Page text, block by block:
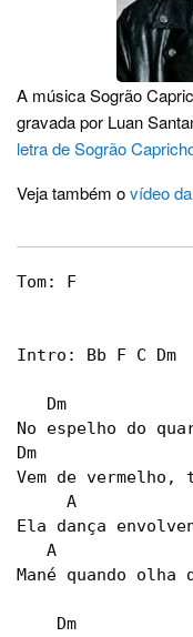
A música Sogrão
gravada por Luan
letra de Sogrão
Veja também ovídeo
Tom: F
Intro: Bb F C Dm
   Dm
No espelho do
Dm
Vem de vermelho,
     A
Ela dança
   A
Mané quando olha
    Dm